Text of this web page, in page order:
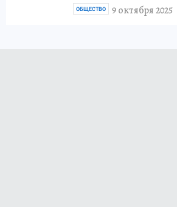
9 октября 2025
ОБЩЕСТВО